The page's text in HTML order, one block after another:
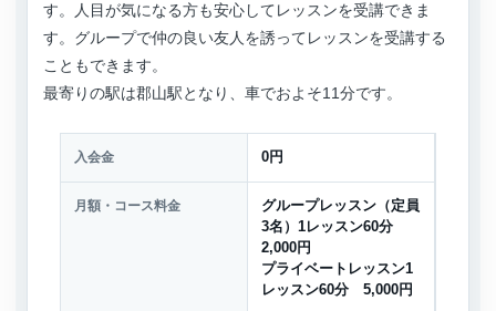
す。人目が気になる方も安心してレッスンを受講できま
す。グループで仲の良い友人を誘ってレッスンを受講する
こともできます。
最寄りの駅は郡山駅となり、車でおよそ11分です。
入会金 0円
月額・コース料金
グループレッスン（定員
3名）1レッスン60分
2,000円
プライベートレッスン1
レッスン60分 5,000円